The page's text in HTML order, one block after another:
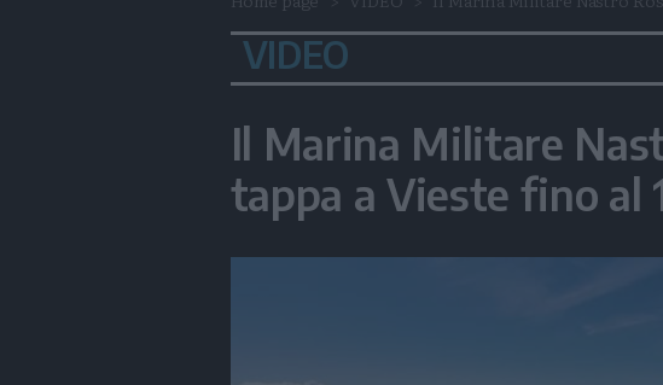
VIDEO
Il Marina Militare
tappa a Vieste fino al